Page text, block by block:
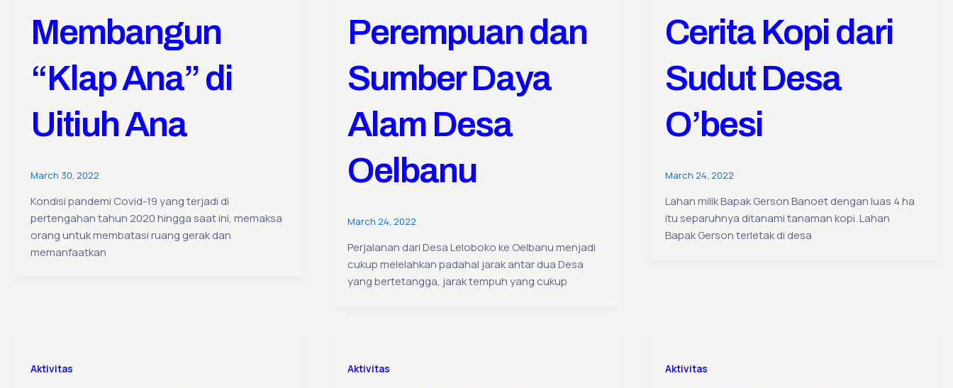
Membangun
“Klap Ana” di
Uitiuh Ana
March 30, 2022
Kondisi pandemi Covid-19 yang terjadi di
pertengahan tahun 2020 hingga saat ini, memaksa
orang untuk membatasi ruang gerak dan
memanfaatkan
Perempuan dan
Sumber Daya
Alam Desa
Oelbanu
March 24, 2022
Perjalanan dari Desa Leloboko ke Oelbanu menjadi
cukup melelahkan padahal jarak antar dua Desa
yang bertetangga, jarak tempuh yang cukup
Cerita Kopi dari
Sudut Desa
O’besi
March 24, 2022
Lahan milik Bapak Gerson Banoet dengan luas 4 ha
itu separuhnya ditanami tanaman kopi. Lahan
Bapak Gerson terletak di desa
Aktivitas Aktivitas Aktivitas